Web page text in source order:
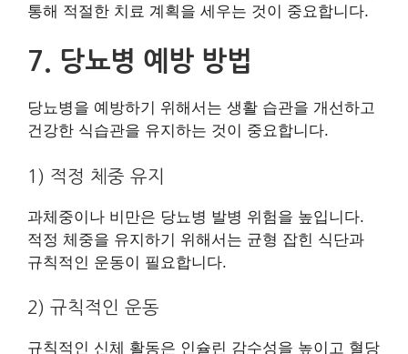
통해 적절한 치료 계획을 세우는 것이 중요합니다.
7. 당뇨병 예방 방법
당뇨병을 예방하기 위해서는 생활 습관을 개선하고
건강한 식습관을 유지하는 것이 중요합니다.
1) 적정 체중 유지
과체중이나 비만은 당뇨병 발병 위험을 높입니다.
적정 체중을 유지하기 위해서는 균형 잡힌 식단과
규칙적인 운동이 필요합니다.
2) 규칙적인 운동
규칙적인 신체 활동은 인슐린 감수성을 높이고 혈당